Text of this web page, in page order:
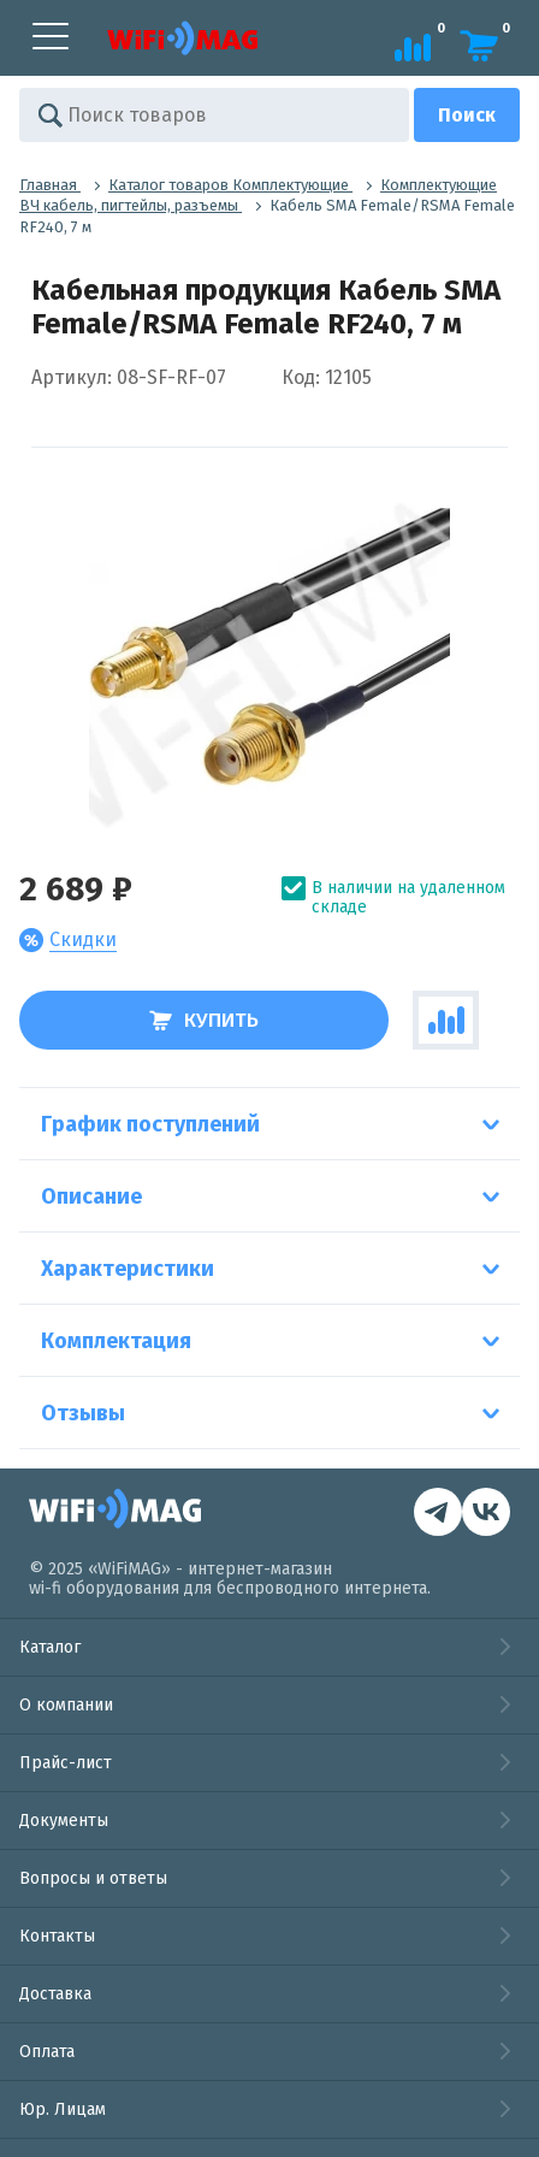
0 0
Главная Каталог товаров Комплектующие
Комплектующие
ВЧ кабель, пигтейлы, разъемы
Кабель SMA Female/RSMA Female
RF240, 7 м
Кабельная продукция Кабель SMA
Female/RSMA Female RF240, 7 м
Артикул: 08-SF-RF-07 Код: 12105
2 689 ₽
Скидки
В наличии на удаленном
складе
КУПИТЬ
График поступлений
Описание
Характеристики
Комплектация
Отзывы
© 2025 «WiFiMAG» - интернет-магазин
wi-fi оборудования для беспроводного интернета.
Каталог
О компании
Прайс-лист
Документы
Вопросы и ответы
Контакты
Доставка
Оплата
Юр. Лицам